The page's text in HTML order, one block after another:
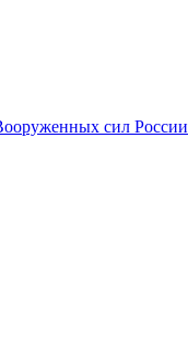
сил России